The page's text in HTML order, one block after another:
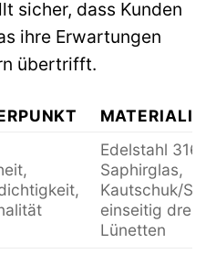
sicher, dass Kunden
ihre Erwartungen
übertrifft.
Edelstahl
Saphirglas,
Kautschuk/
einseitig
Lünetten